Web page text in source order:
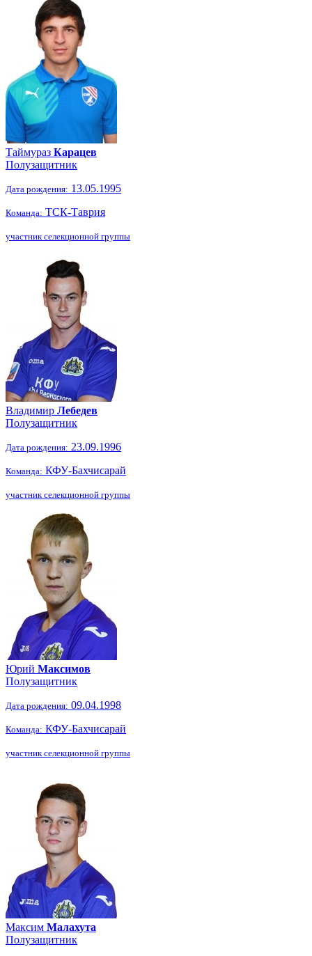
Таймураз Карацев
Полузащитник
Дата рождения: 13.05.1995
Команда: ТСК-Таврия
участник селекционной группы
Владимир Лебедев
Полузащитник
Дата рождения: 23.09.1996
Команда: КФУ-Бахчисарай
участник селекционной группы
Юрий Максимов
Полузащитник
Дата рождения: 09.04.1998
Команда: КФУ-Бахчисарай
участник селекционной группы
Максим Малахута
Полузащитник